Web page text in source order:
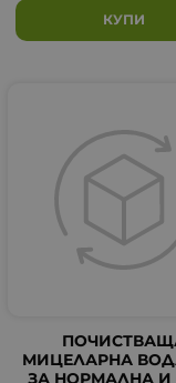
КУПИ
МИЦЕЛАРНА
ЗА НОРМАЛНА И